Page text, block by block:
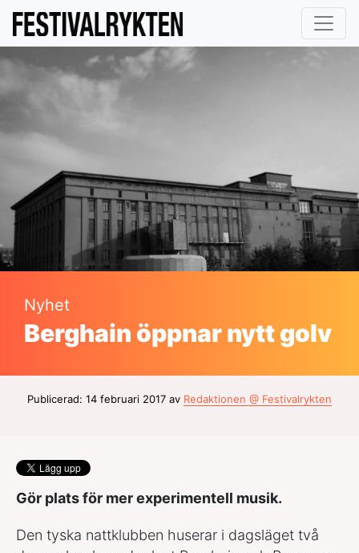
Nyhet
Berghain öppnar nytt golv
Publicerad: 14 februari 2017 av Redaktionen @ Festivalrykten
Gör plats för mer experimentell musik.
Den tyska nattklubben huserar i dagsläget två